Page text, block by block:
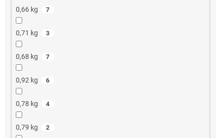
0,66 kg 7
0,71 kg 3
0,68 kg 7
0,92 kg 6
0,78 kg 4
0,79 kg 2